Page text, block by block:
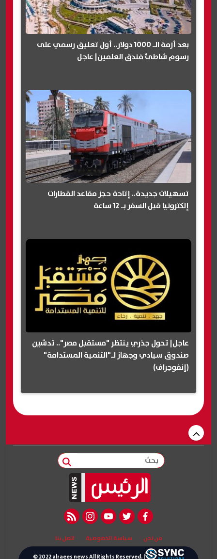
بعد أزمة الـ 1000 دولار.. أول تعليق رسمي على
رسوم شاطئ فندق العلمين| عاجل
تسهيلات جديدة.. إتاحة حجز مقاعد القطارات
إلكترونيا قبل السفر بـ 12 ساعة
عاجل| تحول جذري ينتظر "مستقبل مصر".. تدشين
صندوق سيادي وجهاز لـ"التنمية المستدامة"
(إنفوجراف)
بحث
facebook
twitter
youtube
instagram
rss feed
من نحن سياسة الخصوصية اتصل بنا
© 2022 alraees news All Rights Reserved. |